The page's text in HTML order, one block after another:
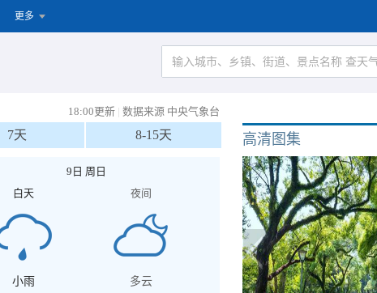
更多
18:00更新 | 数据来源 中央气象台
7天 8-15天
9日 周日
白天
小雨
夜间
多云
高清图集